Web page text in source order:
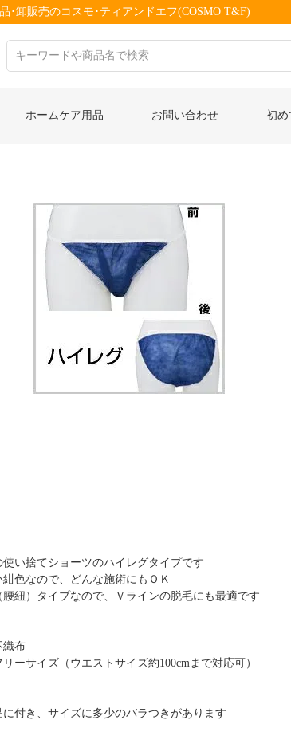
･卸販売のコスモ･ティアンドエフ(COSMO T&F)
ホームケア用品 お問い合わせ 初め
使い捨てショーツのハイレグタイプです
色なので、どんな施術にもＯＫ
腰紐）タイプなので、Ｖラインの脱毛にも最適です
布
ーサイズ（ウエストサイズ約100cmまで対応可）
付き、サイズに多少のバラつきがあります